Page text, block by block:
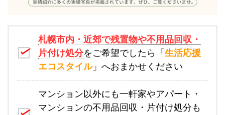
札幌市内・近郊で残置物や不用品回収・
片付け処分をご希望でしたら「 生活応援
エコスタイル」へおまかせください
マンション以外にも一軒家やアパート・
マンションの不用品回収・片付け処分も